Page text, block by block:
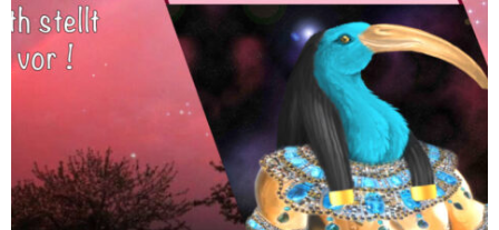
Thoth Stellt Sich Vor